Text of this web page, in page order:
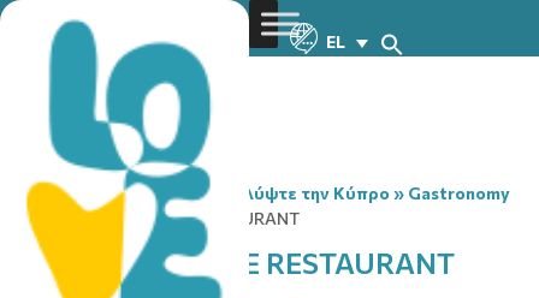
EL
You are here:Home» Ανακαλύψτε την Κύπρο » Gastronomy
» BAMBOO CHINESE RESTAURANT
BAMBOO CHINESE RESTAURANT